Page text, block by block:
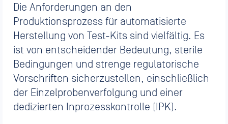
Die Anforderungen an den
Produktionsprozess für automatisierte
Herstellung von Test-Kits sind vielfältig. Es
ist von entscheidender Bedeutung, sterile
Bedingungen und strenge regulatorische
Vorschriften sicherzustellen, einschließlich
der Einzelprobenverfolgung und einer
dedizierten Inprozesskontrolle (IPK).